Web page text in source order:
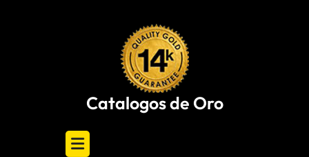
Catalogos de Oro